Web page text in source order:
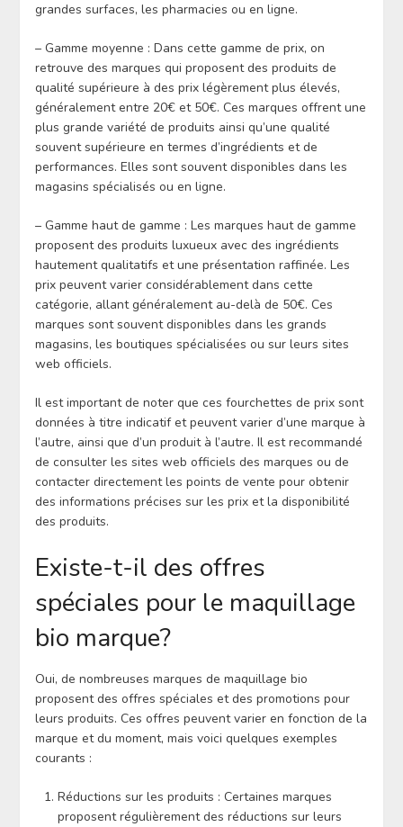
grandes surfaces, les pharmacies ou en ligne.
– Gamme moyenne : Dans cette gamme de prix, on
retrouve des marques qui proposent des produits de
qualité supérieure à des prix légèrement plus élevés,
généralement entre 20€ et 50€. Ces marques offrent une
plus grande variété de produits ainsi qu’une qualité
souvent supérieure en termes d’ingrédients et de
performances. Elles sont souvent disponibles dans les
magasins spécialisés ou en ligne.
– Gamme haut de gamme : Les marques haut de gamme
proposent des produits luxueux avec des ingrédients
hautement qualitatifs et une présentation raffinée. Les
prix peuvent varier considérablement dans cette
catégorie, allant généralement au-delà de 50€. Ces
marques sont souvent disponibles dans les grands
magasins, les boutiques spécialisées ou sur leurs sites
web officiels.
Il est important de noter que ces fourchettes de prix sont
données à titre indicatif et peuvent varier d’une marque à
l’autre, ainsi que d’un produit à l’autre. Il est recommandé
de consulter les sites web officiels des marques ou de
contacter directement les points de vente pour obtenir
des informations précises sur les prix et la disponibilité
des produits.
Existe-t-il des offres
spéciales pour le maquillage
bio marque?
Oui, de nombreuses marques de maquillage bio
proposent des offres spéciales et des promotions pour
leurs produits. Ces offres peuvent varier en fonction de la
marque et du moment, mais voici quelques exemples
courants :
Réductions sur les produits : Certaines marques
proposent régulièrement des réductions sur leurs